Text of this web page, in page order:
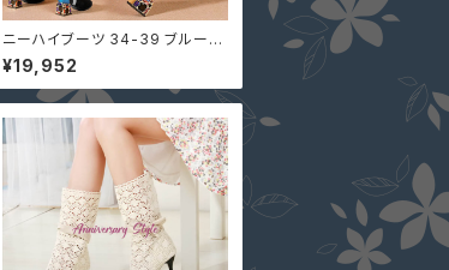
ニーハイブーツ 34-39 ブルー
黒 タッセル付 ビジュー太ヒール 2
543506 レディース 靴 秋冬 ショ
ートブーツ 大人可愛い デートコ
¥19,952